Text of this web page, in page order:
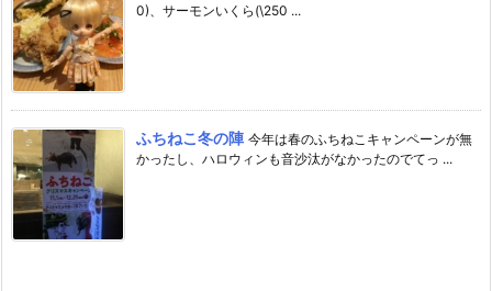
0)、サーモンいくら(\250 ...
ふちねこ冬の陣 今年は春のふちねこキャンペーンが無
かったし、ハロウィンも音沙汰がなかったのでてっ ...